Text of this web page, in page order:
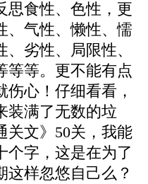
思食性、色性，更
、气性、懒性、懦
劣性、局限性、
等等。更不能有点
心！仔细看看，
装满了无数的垃
关文》50关，我能
个字，这是在为了
这样忽悠自己么？